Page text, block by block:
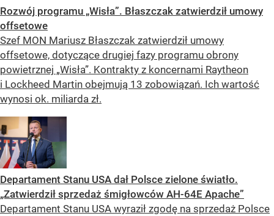
Rozwój programu „Wisła”. Błaszczak zatwierdził umowy
offsetowe
Szef MON Mariusz Błaszczak zatwierdził umowy
offsetowe, dotyczące drugiej fazy programu obrony
powietrznej „Wisła”. Kontrakty z koncernami Raytheon
i Lockheed Martin obejmują 13 zobowiązań. Ich wartość
wynosi ok. miliarda zł.
Departament Stanu USA dał Polsce zielone światło.
„Zatwierdził sprzedaż śmigłowców AH-64E Apache”
Departament Stanu USA wyraził zgodę na sprzedaż Polsce